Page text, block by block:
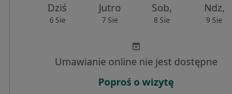
Dziś
6 Sie
Jutro
7 Sie
Sob,
8 Sie
Ndz,
9 Sie
Umawianie online nie jest dostępne
Poproś o wizytę